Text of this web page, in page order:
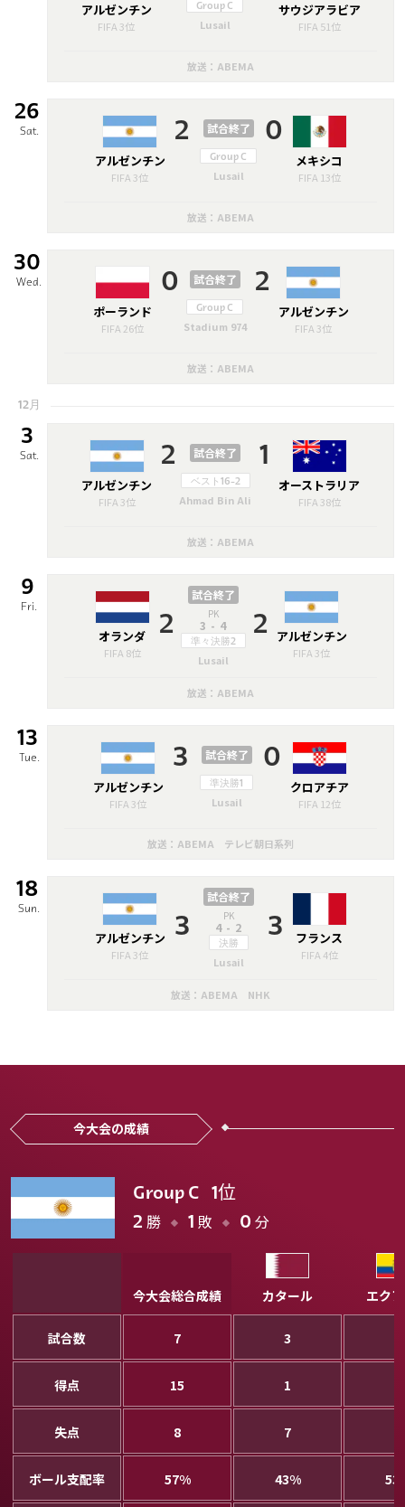
アルゼンチン
FIFA 3位
Group C
Lusail
サウジアラビア
FIFA 51位
放送：ABEMA
26
Sat.
アルゼンチン
FIFA 3位
2 0
試合終了
Group C
Lusail
メキシコ
FIFA 13位
放送：ABEMA
30
Wed.
ポーランド
FIFA 26位
0 2
試合終了
Group C
Stadium 974
アルゼンチン
FIFA 3位
放送：ABEMA
12月
3
Sat.
アルゼンチン
FIFA 3位
2 1
試合終了
ベスト16-2
Ahmad Bin Ali
オーストラリア
FIFA 38位
放送：ABEMA
9
Fri.
オランダ
FIFA 8位
2 2
試合終了
PK
3-4
準々決勝2
Lusail
アルゼンチン
FIFA 3位
放送：ABEMA
13
Tue.
アルゼンチン
FIFA 3位
3 0
試合終了
準決勝1
Lusail
クロアチア
FIFA 12位
放送：ABEMA テレビ朝日系列
18
Sun.
アルゼンチン
FIFA 3位
3 3
試合終了
PK
4-2
決勝
Lusail
フランス
FIFA 4位
放送：ABEMA NHK
今大会の成績
Group C 1位
2 勝 1 敗 0 分
今大会総合成績 カタール エク
試合数 7 3
得点 15 1
失点 8 7
ボール支配率 57% 43%